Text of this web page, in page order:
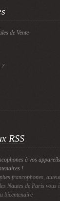
de Vente
?
RSS
à vos
!
francophones,
Nautes de Paris vous
bicentenaire